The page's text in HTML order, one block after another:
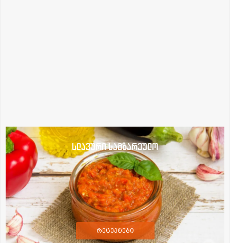
სლავური სამზარეულო
რეცეპტები